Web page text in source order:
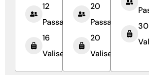
12
Passagers
16
Valises
20
Passagers
20
Valises
30